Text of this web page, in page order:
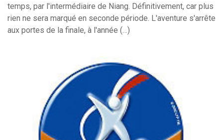
temps, par l'intermédiaire de Niang. Définitivement, car plus
rien ne sera marqué en seconde période. L'aventure s'arrête
aux portes de la finale, à l'année (…)